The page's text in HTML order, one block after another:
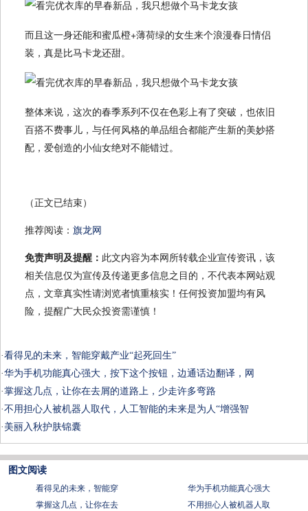
而且这一身还能和蜜瓜橙+薄荷绿的女生来个浪漫春日情侣
装，真是比马卡龙还甜。
整体来说，这次的春季系列不仅在色彩上有了突破，也依旧
百搭不费事儿，与任何风格的单品组合都能产生新的美妙搭
配，爱创造的小仙女绝对不能错过。
（正文已结束）
推荐阅读： 旗龙网
免责声明及提醒： 此文内容为本网所转载企业宣传资讯，该
相关信息仅为宣传及传递更多信息之目的，不代表本网站观
点，文章真实性请浏览者慎重核实！任何投资加盟均有风
险，提醒广大民众投资需谨慎！
·看得见的未来，智能穿戴产业“起死回生”
·华为手机功能真心强大，按下这个按钮，边通话边翻译，网
·掌握这几点，让你在去屑的道路上，少走许多弯路
·不用担心人被机器人取代，人工智能的未来是为人“增强智
· 美丽入秋护肤锦囊
图文阅读
看得见的未来，智能穿
华为手机功能真心强大
掌握这几点，让你在去
不用担心人被机器人取